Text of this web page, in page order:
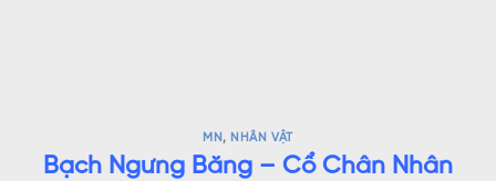
MN , NHÂN VẬT
Bạch Ngưng Băng – Cổ Chân Nhân